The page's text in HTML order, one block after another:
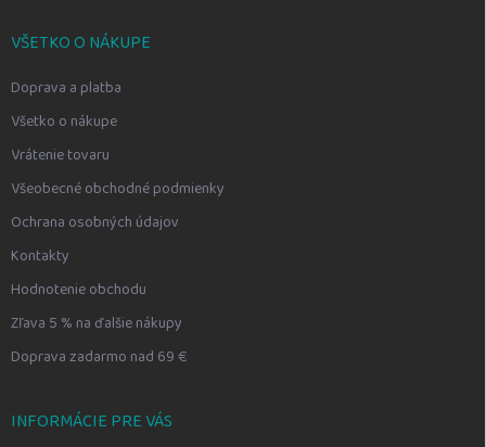
VŠETKO O NÁKUPE
Doprava a platba
Všetko o nákupe
Vrátenie tovaru
Všeobecné obchodné podmienky
Ochrana osobných údajov
Kontakty
Hodnotenie obchodu
Zľava 5 % na ďalšie nákupy
Doprava zadarmo nad 69 €
INFORMÁCIE PRE VÁS